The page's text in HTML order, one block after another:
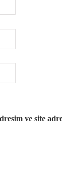
ve site